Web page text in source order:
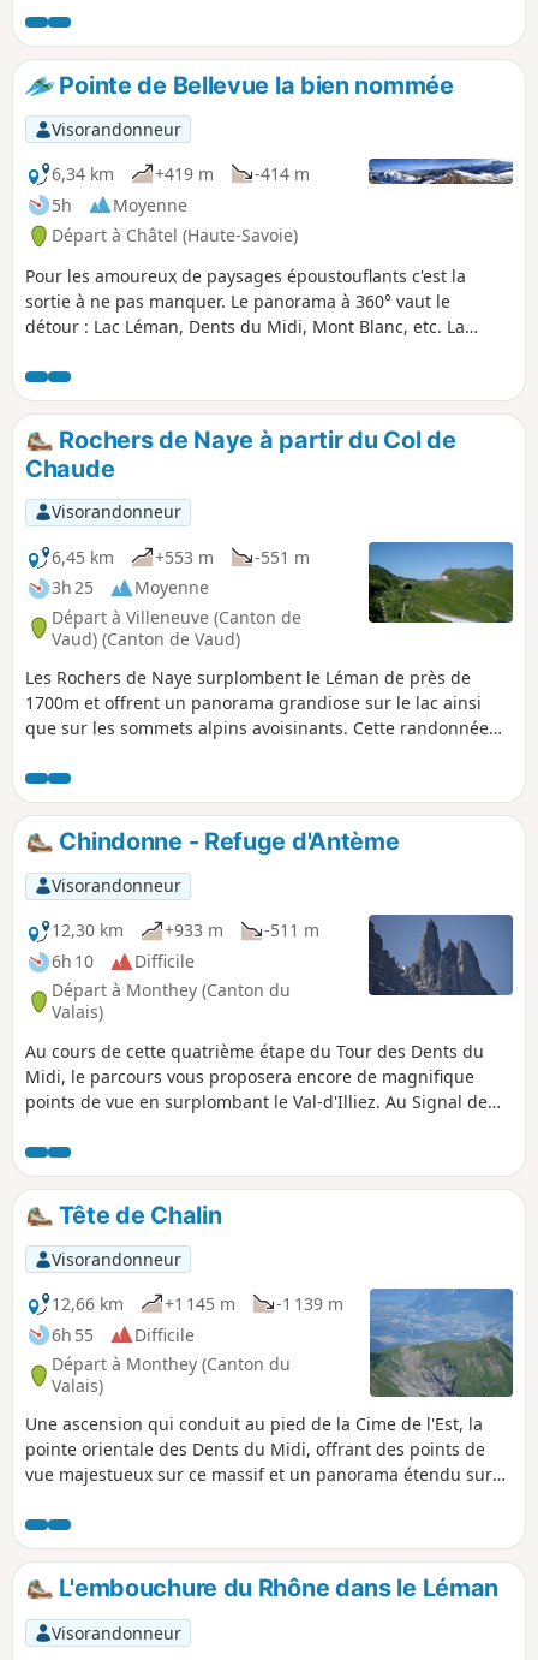
parcours, on domine le village Suisse de
Morgins. Le retour vers Super-Châtel
s'effectue par la Buvette du Corbeau,
puis le secteur de Cheval Blanc et enfin
le Lac de la Mouille.
Pointe de Bellevue la bien nommée
Visorandonneur
6,34 km
+419 m
-414 m
5h
Moyenne
Départ à Châtel (Haute-Savoie)
Pour les amoureux de paysages époustouflants c'est la
sortie à ne pas manquer. Le panorama à 360° vaut le
détour : Lac Léman, Dents du Midi, Mont Blanc, etc. La
difficulté. La seconde, jusqu’au sommet, est plus physique.
Rochers de Naye à partir du Col de
Chaude
Visorandonneur
6,45 km
+553 m
-551 m
3h 25
Moyenne
Départ à Villeneuve (Canton de
Vaud) (Canton de Vaud)
Les Rochers de Naye surplombent le Léman de près de
1700m et offrent un panorama grandiose sur le lac ainsi
que sur les sommets alpins avoisinants. Cette randonnée
que la plus usuelle montée à partir du Col de Jaman.
Chindonne - Refuge d'Antème
Visorandonneur
12,30 km
+933 m
-511 m
6h 10
Difficile
Départ à Monthey (Canton du
Valais)
Au cours de cette quatrième étape du Tour des Dents du
Midi, le parcours vous proposera encore de magnifique
points de vue en surplombant le Val-d'Illiez. Au Signal de
cathédrale et la Dent Jaune. À la cabane d'Antème,
merveilleusement située au pied de la Haute Cime, vous
profiterez d'un coucher de soleil sur les Dents du Midi et
aussi sur les Portes du Soleil.
Tête de Chalin
Visorandonneur
12,66 km
+1 145 m
-1 139 m
6h 55
Difficile
Départ à Monthey (Canton du
Valais)
Une ascension qui conduit au pied de la Cime de l'Est, la
pointe orientale des Dents du Midi, offrant des points de
vue majestueux sur ce massif et un panorama étendu sur
aérien en crête.
L'embouchure du Rhône dans le Léman
Visorandonneur